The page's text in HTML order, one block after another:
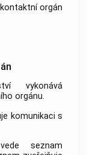
orgán
vykonává
orgánu.
komunikaci s
seznam